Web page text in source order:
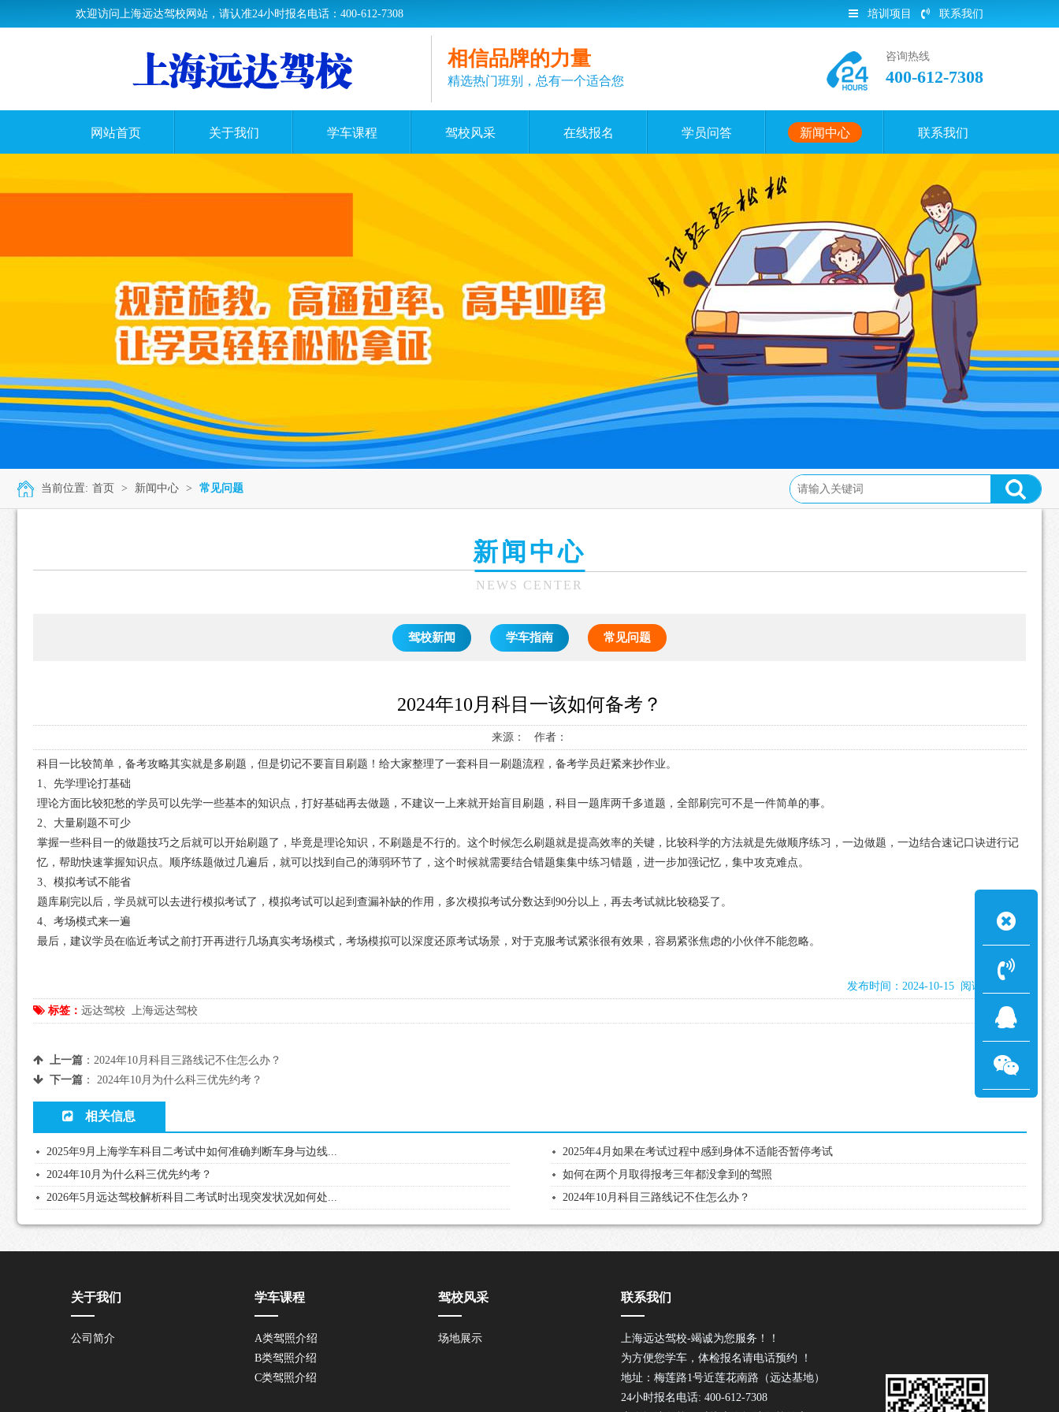
欢迎访问上海远达驾校网站，请认准24小时报名电话：400-612-7308 培训项目 联系我们
相信品牌的力量
精选热门班别，总有一个适合您
咨询热线
400-612-7308
网站首页 关于我们 学车课程 驾校风采 在线报名 学员问答 新闻中心 联系我们
当前位置: 首页 > 新闻中心 > 常见问题
新闻中心
NEWS CENTER
驾校新闻 学车指南 常见问题
2024年10月科目一该如何备考？
来源： 作者：
科目一比较简单，备考攻略其实就是多刷题，但是切记不要盲目刷题！给大家整理了一套科目一刷题流程，备考学员赶紧来抄作业。
1、先学理论打基础
理论方面比较犯愁的学员可以先学一些基本的知识点，打好基础再去做题，不建议一上来就开始盲目刷题，科目一题库两千多道题，全部刷完可不是一件简单的事。
2、大量刷题不可少
掌握一些科目一的做题技巧之后就可以开始刷题了，毕竟是理论知识，不刷题是不行的。这个时候怎么刷题就是提高效率的关键，比较科学的方法就是先做顺序练习，一边做题，一边结合速记口诀进行记
忆，帮助快速掌握知识点。顺序练题做过几遍后，就可以找到自己的薄弱环节了，这个时候就需要结合错题集集中练习错题，进一步加强记忆，集中攻克难点。
3、模拟考试不能省
题库刷完以后，学员就可以去进行模拟考试了，模拟考试可以起到查漏补缺的作用，多次模拟考试分数达到90分以上，再去考试就比较稳妥了。
4、考场模式来一遍
最后，建议学员在临近考试之前打开再进行几场真实考场模式，考场模拟可以深度还原考试场景，对于克服考试紧张很有效果，容易紧张焦虑的小伙伴不能忽略。
发布时间：2024-10-15 阅读：1169次
标签： 远达驾校 上海远达驾校
上一篇： 2024年10月科目三路线记不住怎么办？
下一篇： 2024年10月为什么科三优先约考？
相关信息
2025年9月上海学车科目二考试中如何准确判断车身与边线...
2025年4月如果在考试过程中感到身体不适能否暂停考试
2024年10月为什么科三优先约考？
如何在两个月取得报考三年都没拿到的驾照
2026年5月远达驾校解析科目二考试时出现突发状况如何处...
2024年10月科目三路线记不住怎么办？
关于我们
公司简介
学车课程
A类驾照介绍
B类驾照介绍
C类驾照介绍
驾校风采
场地展示
联系我们
上海远达驾校-竭诚为您服务！！
为方便您学车，体检报名请电话预约 ！
地址：梅莲路1号近莲花南路（远达基地）
24小时报名电话: 400-612-7308